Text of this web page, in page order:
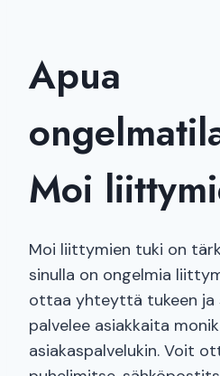
Apua
Moi
Moi liittymien tuki on
sinulla on ongelmia
ottaa yhteyttä tukeen ja
palvelee asiakkaita
asiakaspalvelukin. Voit